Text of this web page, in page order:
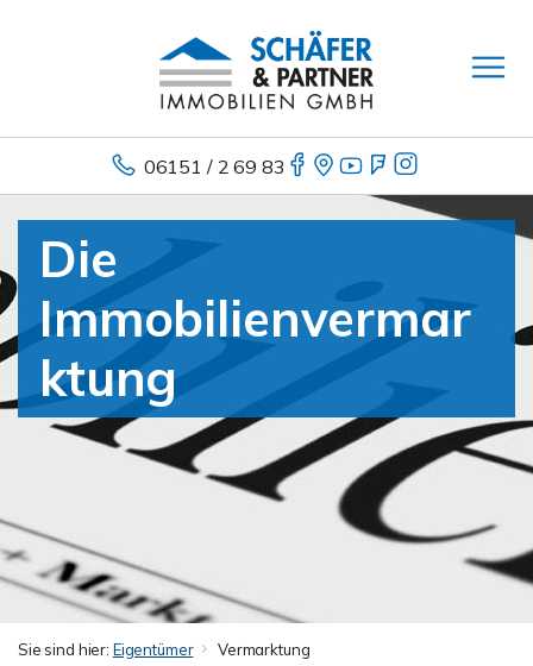
06151 / 2 69 83
Die
Immobilienvermar
ktung
Sie sind hier: Eigentümer Vermarktung